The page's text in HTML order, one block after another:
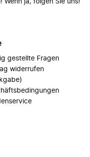
ja, folgen Sie uns!
gestellte Fragen
widerrufen